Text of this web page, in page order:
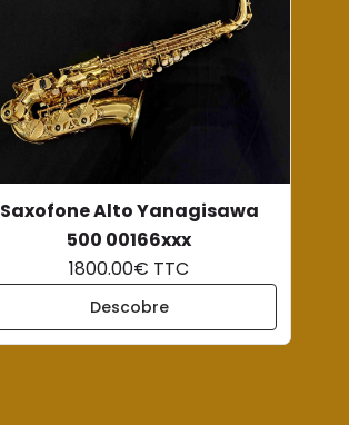
Saxofone Alto Yanagisawa
500 00166xxx
1800.00€ TTC
Descobre